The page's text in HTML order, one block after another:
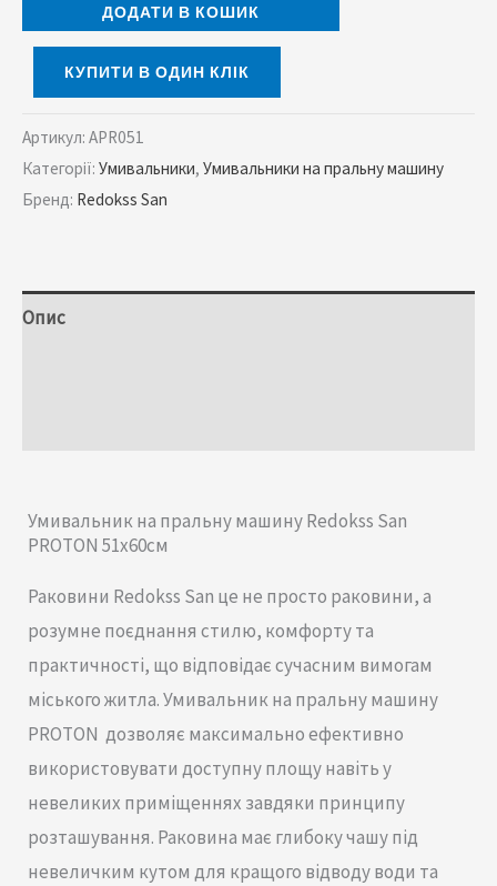
ДОДАТИ В КОШИК
КУПИТИ В ОДИН КЛІК
Артикул: APR051
Категорії: Умивальники, Умивальники на пральну машину
Бренд: Redokss San
Опис
Умивальник на пральну машину Redokss San
PROTON 51x60cм
Раковини Redokss San це не просто раковини, а
розумне поєднання стилю, комфорту та
практичності, що відповідає сучасним вимогам
міського житла. Умивальник на пральну машину
PROTON дозволяє максимально ефективно
використовувати доступну площу навіть у
невеликих приміщеннях завдяки принципу
розташування. Раковина має глибоку чашу під
невеличким кутом для кращого відводу води та